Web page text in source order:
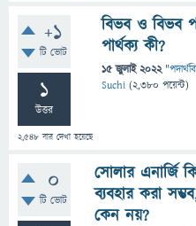
+1
টি ভোট
1
উত্তর
2,548 বার দেখা হয়েছে
বিভব ও বিভব
পার্থক্য কী?
15 জুলাই 2022 "
Suchi (2,380 পয়েন্ট)
0
টি ভোট
সোলার এনার্জি
ব্যবহার করা
কেন নয়?